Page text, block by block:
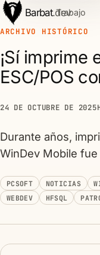
Barbat.dev
Trabajo
ARCHIVO HISTÓRICO
¡Sí imprime
ESC/POS
24 DE OCTUBRE DE 2025
Durante años,
WinDev Mobile
PCSOFT NOTICIAS
WEBDEV
HFSQL